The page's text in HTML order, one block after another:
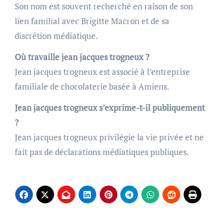
Son nom est souvent recherché en raison de son
lien familial avec Brigitte Macron et de sa
discrétion médiatique.
Où travaille jean jacques trogneux ?
Jean jacques trogneux est associé à l’entreprise
familiale de chocolaterie basée à Amiens.
Jean jacques trogneux s’exprime-t-il publiquement
?
Jean jacques trogneux privilégie la vie privée et ne
fait pas de déclarations médiatiques publiques.